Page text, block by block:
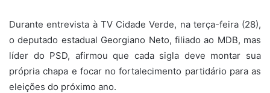
Durante entrevista à TV Cidade Verde, na terça-feira (28),
o deputado estadual Georgiano Neto, filiado ao MDB, mas
líder do PSD, afirmou que cada sigla deve montar sua
própria chapa e focar no fortalecimento partidário para as
eleições do próximo ano.